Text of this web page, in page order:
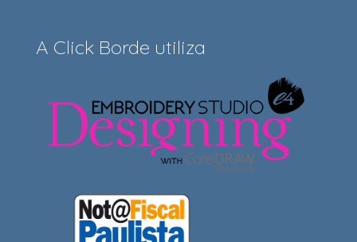
A Click Borde utiliza